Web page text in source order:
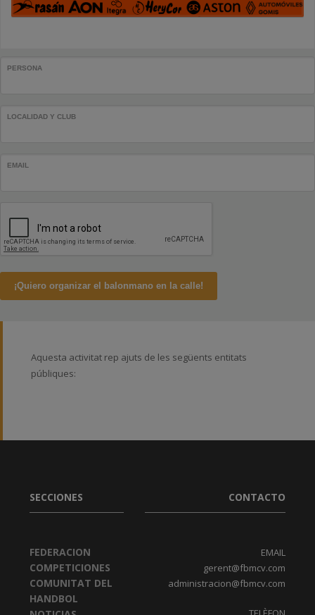
PERSONA
LOCALIDAD Y CLUB
EMAIL
¡Quiero organizar el balonmano en la calle!
Aquesta activitat rep ajuts de les següents entitats
públiques:
SECCIONES
FEDERACION
COMPETICIONES
COMUNITAT DEL
HANDBOL
CONTACTO
EMAIL
gerent@fbmcv.com
administracion@fbmcv.com